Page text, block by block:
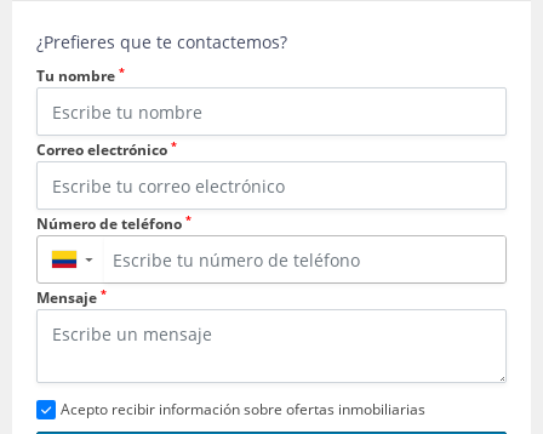
¿Prefieres que te contactemos?
Tu nombre *
Correo electrónico *
Número de teléfono *
▼
Mensaje *
Acepto recibir información sobre ofertas inmobiliarias